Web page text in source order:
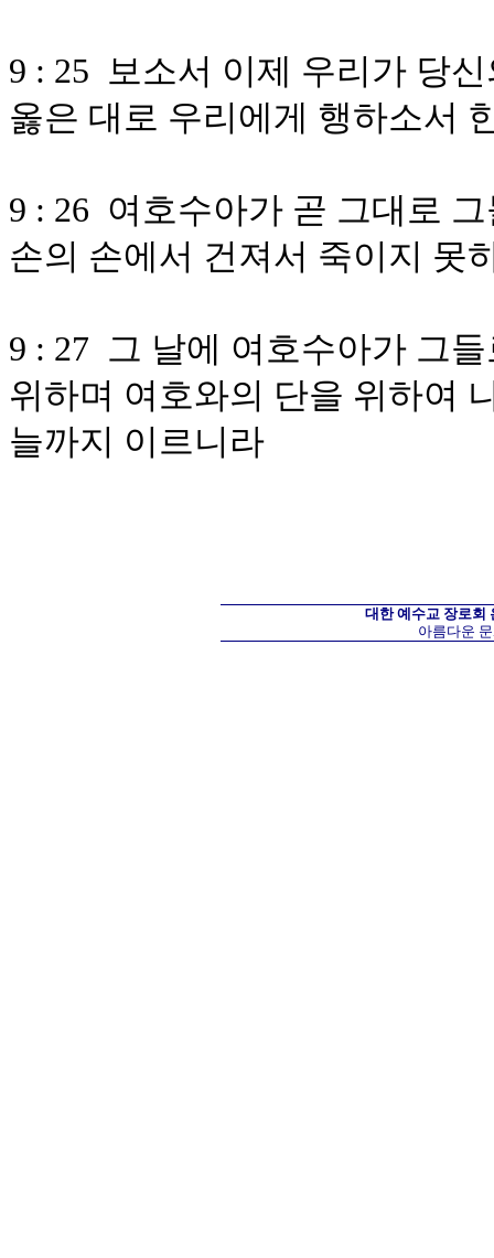
9 : 25 보소서 이제 우리가 당
옳은 대로 우리에게 행하소서
9 : 26 여호수아가 곧 그대로
손의 손에서 건져서 죽이지 못
9 : 27 그 날에 여호수아가 그
위하며 여호와의 단을 위하여
늘까지 이르니라
대한 예수교 장로회
아름다운